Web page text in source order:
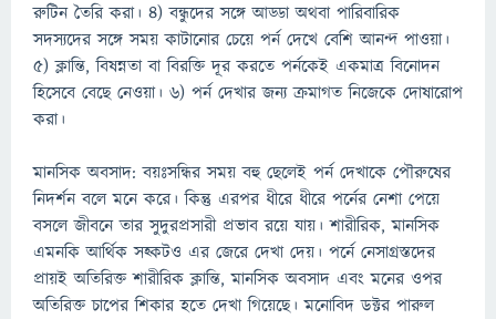
রুটিন তৈরি করা। ৪) বন্ধুদের সঙ্গে আড্ডা অথবা পারিবারিক
সদস্যদের সঙ্গে সময় কাটানোর চেয়ে পর্ন দেখে বেশি আনন্দ পাওয়া।
৫) ক্লান্তি, বিষন্নতা বা বিরক্তি দূর করতে পর্নকেই একমাত্র বিনোদন
হিসেবে বেছে নেওয়া। ৬) পর্ন দেখার জন্য ক্রমাগত নিজেকে দোষারোপ
করা।
মানসিক অবসাদ: বয়ঃসন্ধির সময় বহু ছেলেই পর্ন দেখাকে পৌরুষের
নিদর্শন বলে মনে করে। কিন্তু এরপর ধীরে ধীরে পর্নের নেশা পেয়ে
বসলে জীবনে তার সুদুরপ্রসারী প্রভাব রয়ে যায়। শারীরিক, মানসিক
এমনকি আর্থিক সহ্কটও এর জেরে দেখা দেয়। পর্নে নেসাগ্রস্তদের
প্রায়ই অতিরিক্ত শারীরিক ক্লান্তি, মানসিক অবসাদ এবং মনের ওপর
অতিরিক্ত চাপের শিকার হতে দেখা গিয়েছে। মনোবিদ ডক্টর পারুল